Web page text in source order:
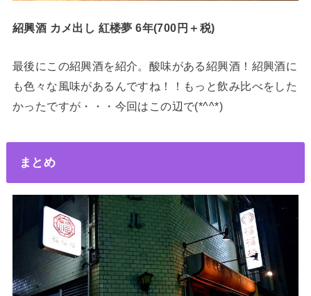
紹興酒 カメ出し 紅楼夢 6年(700円＋税)
最後にこの紹興酒を紹介。酸味がある紹興酒！紹興酒に
も色々な風味があるんですね！！もっと飲み比べをした
かったですが・・・今回はこの辺で(*^^*)
まとめ